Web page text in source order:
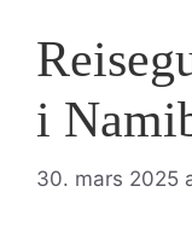
i
30. mars 2025